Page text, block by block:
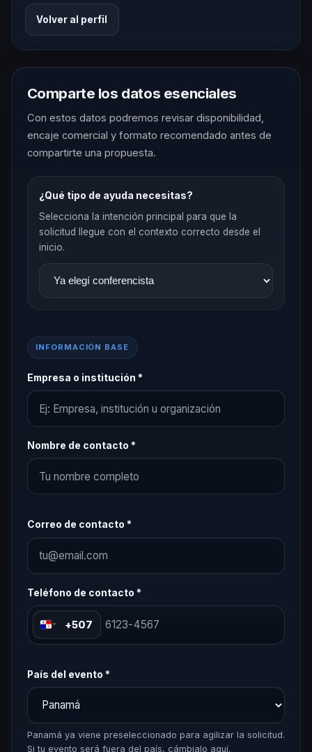
Volver al perfil
Comparte los datos esenciales
Con estos datos podremos revisar disponibilidad,
encaje comercial y formato recomendado antes de
compartirte una propuesta.
¿Qué tipo de ayuda necesitas?
Selecciona la intención principal para que la
solicitud llegue con el contexto correcto desde el
inicio.
INFORMACIÓN BASE
Empresa o institución *
Nombre de contacto *
Correo de contacto *
Teléfono de contacto *
+507
País del evento *
Panamá ya viene preseleccionado para agilizar la solicitud.
Si tu evento será fuera del país, cámbialo aquí.